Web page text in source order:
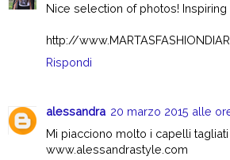
Nice selection of photos! Inspiring
http://
Rispondi
alessandra 20 marzo 2015 alle
Mi piacciono molto i capelli tagliati
www.alessandrastyle.com